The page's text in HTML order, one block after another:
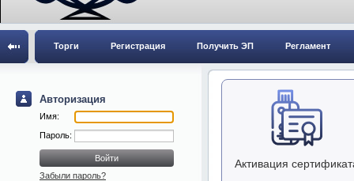
Торги Регистрация Получить ЭП Регламент
Авторизация
Имя:
Пароль:
Забыли пароль?
Активация